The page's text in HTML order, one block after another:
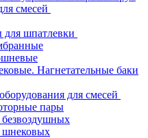
смесей
для шпатлевки
Нагнетательные баки
для смесей
пары
шнековых